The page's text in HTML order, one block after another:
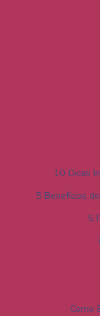
10 Dicas
5 Benefícios
5
Como